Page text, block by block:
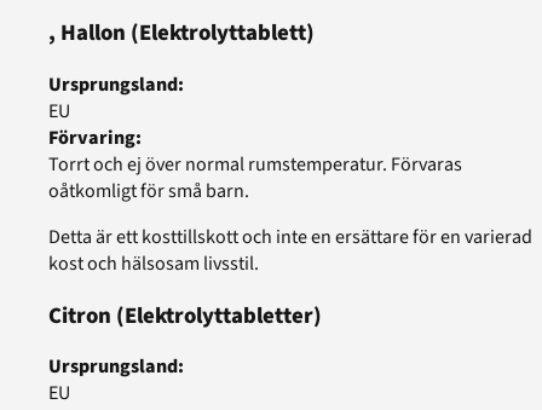
, Hallon (Elektrolyttablett)
Ursprungsland:
EU
Förvaring:
Torrt och ej över normal rumstemperatur. Förvaras
oåtkomligt för små barn.
Detta är ett kosttillskott och inte en ersättare för en varierad
kost och hälsosam livsstil.
Citron (Elektrolyttabletter)
Ursprungsland:
EU